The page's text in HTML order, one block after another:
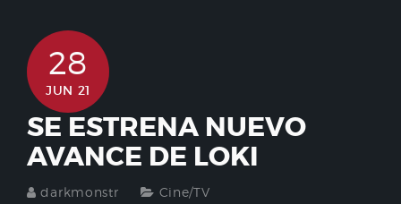
28
JUN 21
SE ESTRENA NUEVO
AVANCE DE LOKI
darkmonstr Cine/TV